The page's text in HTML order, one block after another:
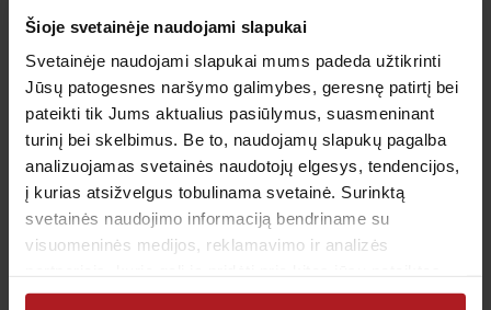
Šioje svetainėje naudojami slapukai
Svetainėje naudojami slapukai mums padeda užtikrinti
Jūsų patogesnes naršymo galimybes, geresnę patirtį bei
pateikti tik Jums aktualius pasiūlymus, suasmeninant
turinį bei skelbimus. Be to, naudojamų slapukų pagalba
analizuojamas svetainės naudotojų elgesys, tendencijos,
į kurias atsižvelgus tobulinama svetainė. Surinktą
svetainės naudojimo informaciją bendriname su
visuomeninės medijos, reklamavimo ir analizės
arba naudojant paslaugas surinktos informacijos.
Kas kiek laiko būtina profilaktiškai tikrintis sveikatą?
Kada metas skiepytis nuo gripo? Prenumeruokite
naujienlaiškį, kad svarbiausi priminimai į Jūsų pašto
dėžutę atkeliautų laiku. Sulauksite ne tik naudingos
informacijos kaip rūpintis savo sveikata, bet ir
geriausių pasiūlymų bei akcijų.